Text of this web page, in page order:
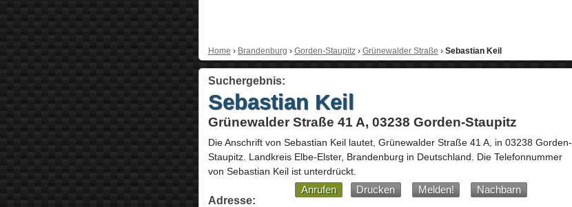
Home › Brandenburg › Gorden-Staupitz› Grünewalder Straße › Sebastian Keil
Suchergebnis:
Sebastian Keil
Grünewalder Straße 41 A, 03238 Gorden-Staupitz
Die Anschrift von Sebastian Keillautet, Grünewalder Straße 41 A, in 03238 Gorden-
Staupitz. Landkreis Elbe-Elster, Brandenburg in Deutschland
Die Telefonnummer
von Sebastian Keil ist unterdrückt.
Anrufen Drucken Melden!
Nachbarn
Adresse: